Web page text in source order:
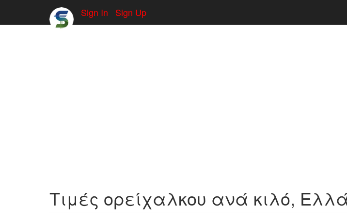
Sign In Sign Up
Τιμές ορείχαλκου ανά κιλό,